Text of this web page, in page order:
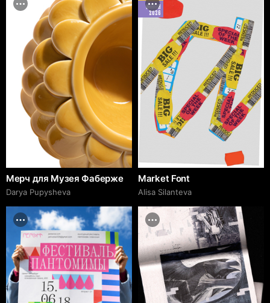
Мерч для Музея Фаберже
Darya Pupysheva
MARCH
2026
Market Font
Alisa Silanteva